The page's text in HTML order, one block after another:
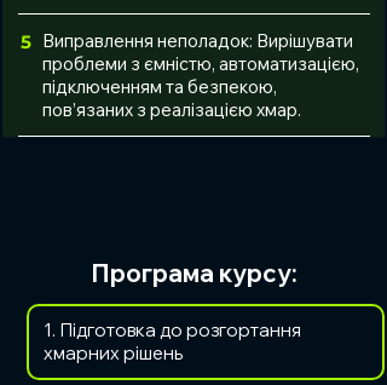
5 Виправлення неполадок: Вирішувати
проблеми з ємністю, автоматизацією,
підключенням та безпекою,
пов’язаних з реалізацією хмар.
Програма курсу:
1. Підготовка до розгортання
хмарних рішень